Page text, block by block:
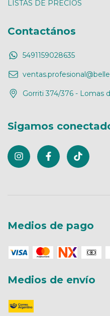
LISTAS DE PRECIOS
Contactános
5491159028635
Gorriti 374/376 - Lomas
Sigamos
Medios de pago
Medios de envío